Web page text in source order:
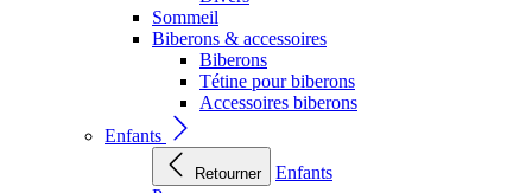
Sommeil
Biberons & accessoires
Biberons
Tétine pour biberons
Accessoires biberons
Enfants
Retourner
Enfants